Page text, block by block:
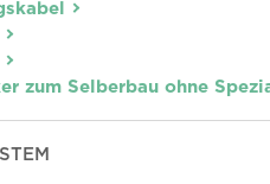
zum Selberbau ohne